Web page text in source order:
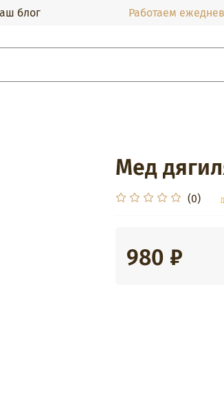
блог Работаем
Мед
(0)
980 ₽